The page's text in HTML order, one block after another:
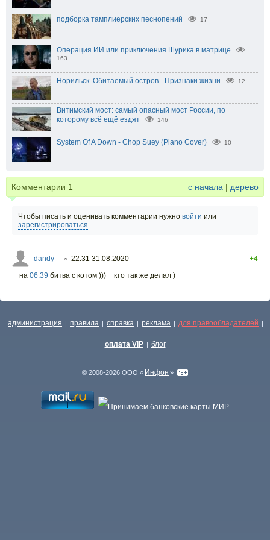
подборка тамплиерских песнопений 17
Операция ИИ или приключения Шурика в матрице
163
Норильск. Обитаемый остров - Признаки жизни 12
Витимский мост: самый опасный мост России, по
которому всё ещё ездят
146
System Of A Down - Chop Suey (Piano Cover) 10
Комментарии 1 с начала | дерево
Чтобы писать и оценивать комментарии нужно войти или
зарегистрироваться
dandy ○ 22:31 31.08.2020
+4
на 06:39 битва с котом ))) + кто так же делал )
администрация | правила | справка | реклама | для правообладателей |
оплата VIP | блог
© 2008-2026 ООО « Инфон »